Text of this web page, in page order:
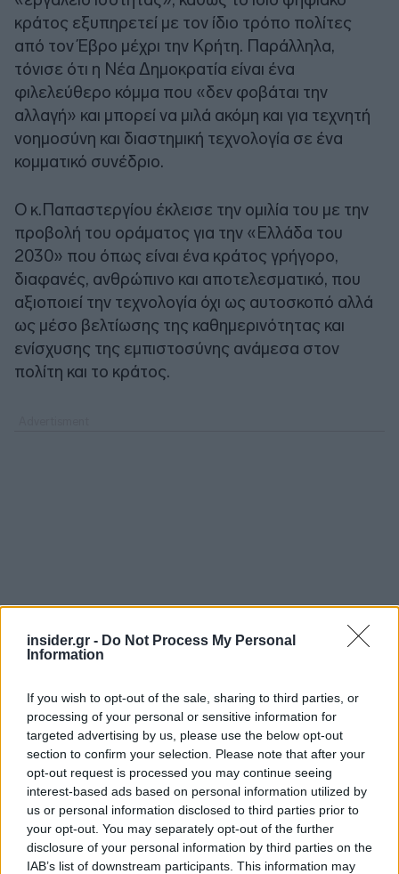
insider.gr - Do Not Process My Personal
Information
If you wish to opt-out of the sale, sharing to third parties, or
processing of your personal or sensitive information for
targeted advertising by us, please use the below opt-out
section to confirm your selection. Please note that after your
opt-out request is processed you may continue seeing
interest-based ads based on personal information utilized by
us or personal information disclosed to third parties prior to
your opt-out. You may separately opt-out of the further
disclosure of your personal information by third parties on the
IAB’s list of downstream participants. This information may
κράτος εξυπηρετεί με τον ίδιο τρόπο πολίτες
από τον Έβρο μέχρι την Κρήτη. Παράλληλα,
τόνισε ότι η Νέα Δημοκρατία είναι ένα
φιλελεύθερο κόμμα που «δεν φοβάται την
αλλαγή» και μπορεί να μιλά ακόμη και για τεχνητή
νοημοσύνη και διαστημική τεχνολογία σε ένα
κομματικό συνέδριο.
Ο κ.Παπαστεργίου έκλεισε την ομιλία του με την
προβολή του οράματος για την «Ελλάδα του
2030» που όπως είναι ένα κράτος γρήγορο,
διαφανές, ανθρώπινο και αποτελεσματικό, που
αξιοποιεί την τεχνολογία όχι ως αυτοσκοπό αλλά
ως μέσο βελτίωσης της καθημερινότητας και
ενίσχυσης της εμπιστοσύνης ανάμεσα στον
πολίτη και το κράτος.